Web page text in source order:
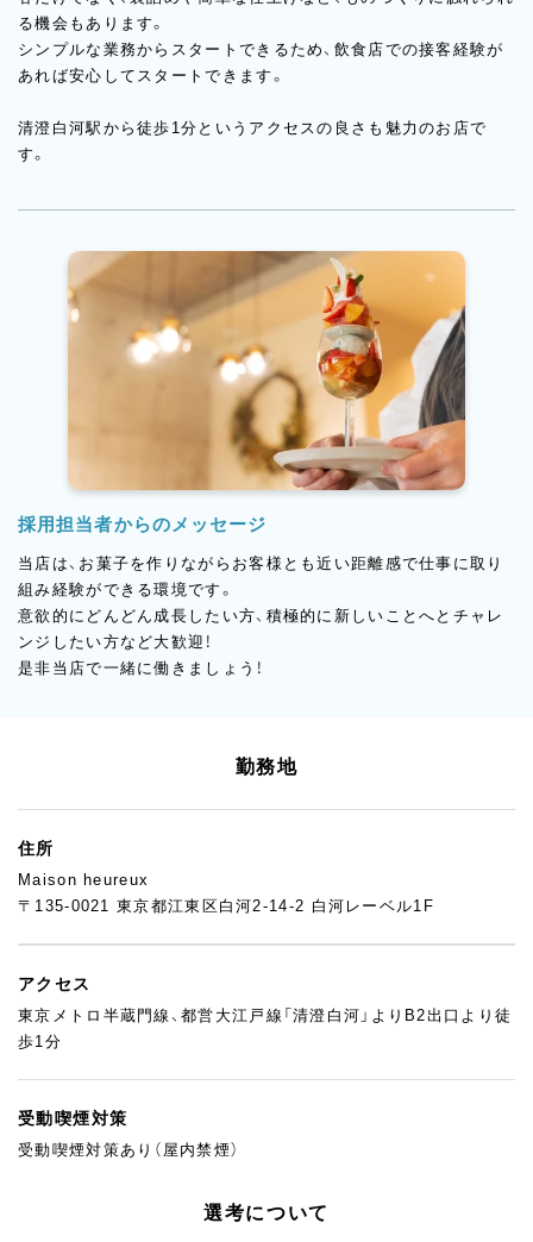
る機会もあります。
シンプルな業務からスタートできるため、飲食店での接客経験が
あれば安心してスタートできます。
清澄白河駅から徒歩1分というアクセスの良さも魅力のお店で
す。
採用担当者からのメッセージ
当店は、お菓子を作りながらお客様とも近い距離感で仕事に取り
組み経験ができる環境です。
意欲的にどんどん成長したい方、積極的に新しいことへとチャレ
ンジしたい方など大歓迎！
是非当店で一緒に働きましょう！
勤務地
住所
Maison heureux
〒135-0021 東京都江東区白河2-14-2 白河レーベル1F
アクセス
東京メトロ半蔵門線、都営大江戸線「清澄白河」よりB2出口より徒
歩1分
受動喫煙対策
受動喫煙対策あり（屋内禁煙）
選考について